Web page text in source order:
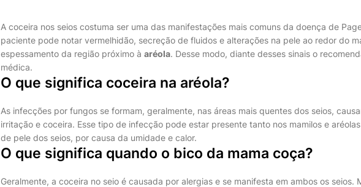
A coceira nos seios costuma ser uma das manifestações mais comuns da doença de
paciente pode notar vermelhidão, secreção de fluidos e alterações na pele ao redor do
espessamento da região próximo à aréola. Desse modo, diante desses sinais o
médica.
O que significa coceira na aréola?
As infecções por fungos se formam, geralmente, nas áreas mais quentes dos seios,
irritação e coceira. Esse tipo de infecção pode estar presente tanto nos mamilos e
de pele dos seios, por causa da umidade e calor.
O que significa quando o bico da mama coça?
Geralmente, a coceira no seio é causada por alergias e se manifesta em ambos os seios.